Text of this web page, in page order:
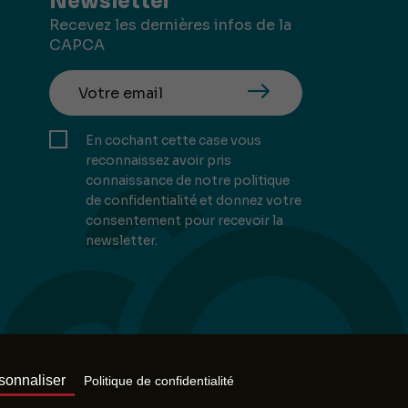
Recevez les dernières infos de la
CAPCA
En cochant cette case vous
reconnaissez avoir pris
connaissance de notre politique
de confidentialité et donnez votre
consentement pour recevoir la
newsletter.
Politique de confidentialité